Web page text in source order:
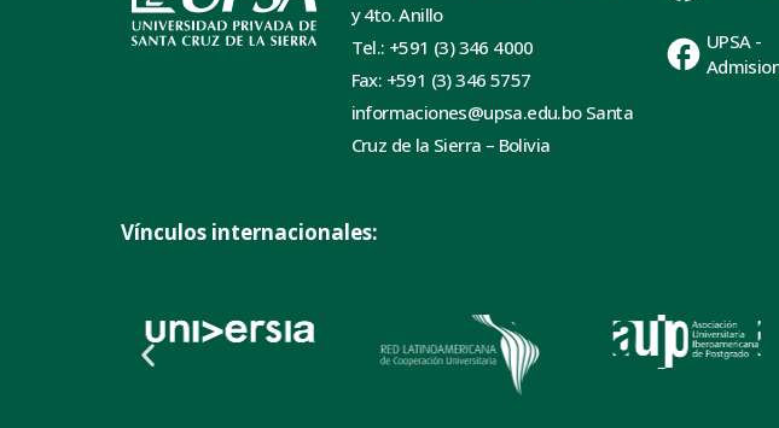
y 4to. Anillo
Tel.: +591 (3) 346 4000
Fax: +591 (3) 346 5757
informaciones@upsa.edu.bo Santa
Cruz de la Sierra – Bolivia
UPSA -
Vínculos internacionales: